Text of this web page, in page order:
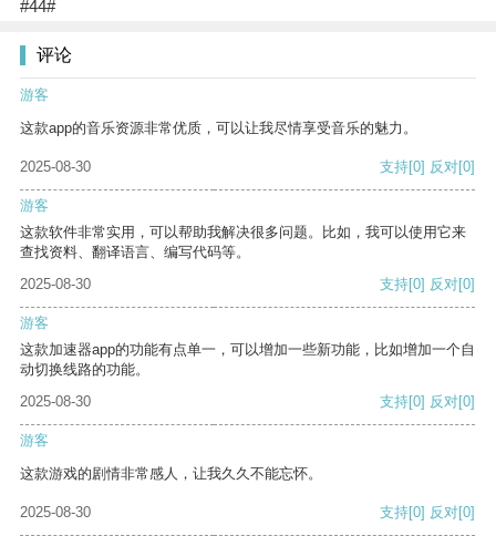
#44#
评论
游客
这款app的音乐资源非常优质，可以让我尽情享受音乐的魅力。
2025-08-30 支持[0] 反对[0]
游客
这款软件非常实用，可以帮助我解决很多问题。比如，我可以使用它来
查找资料、翻译语言、编写代码等。
2025-08-30
支持[0] 反对[0]
游客
这款加速器app的功能有点单一，可以增加一些新功能，比如增加一个自
动切换线路的功能。
2025-08-30
支持[0] 反对[0]
游客
这款游戏的剧情非常感人，让我久久不能忘怀。
2025-08-30 支持[0] 反对[0]